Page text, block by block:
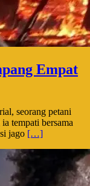
Empat
seorang petani
tempati bersama
jago […]